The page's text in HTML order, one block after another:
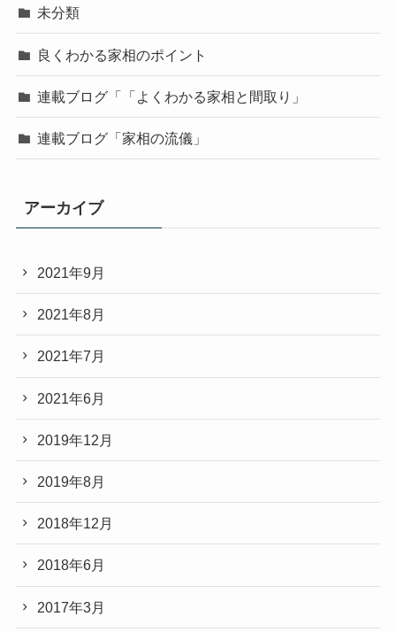
未分類
良くわかる家相のポイント
連載ブログ「「よくわかる家相と間取り」
連載ブログ「家相の流儀」
アーカイブ
2021年9月
2021年8月
2021年7月
2021年6月
2019年12月
2019年8月
2018年12月
2018年6月
2017年3月